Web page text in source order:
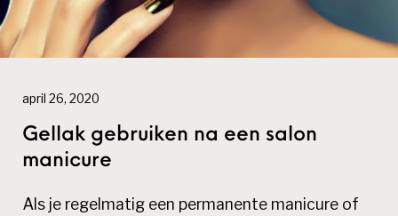
april 26, 2020
Gellak gebruiken na een salon
manicure
Als je regelmatig een permanente manicure of